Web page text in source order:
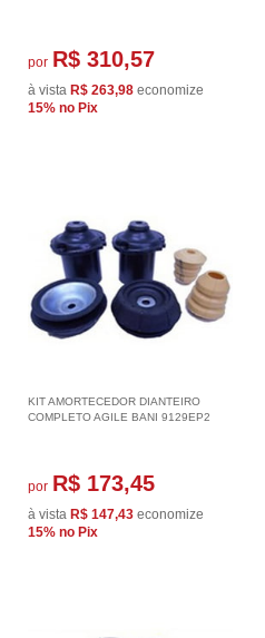
por R$ 310,57
à vista R$ 263,98 economize
15% no Pix
KIT AMORTECEDOR DIANTEIRO
COMPLETO AGILE BANI 9129EP2
por R$ 173,45
à vista R$ 147,43 economize
15% no Pix